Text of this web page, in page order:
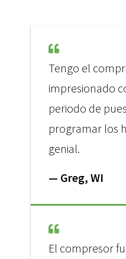
Tengo el
impresionado
periodo de
programar los
genial.
— Greg, WI
El compresor